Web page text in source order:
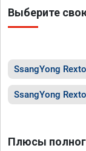
Выберите
SsangYong
SsangYong
Плюсы